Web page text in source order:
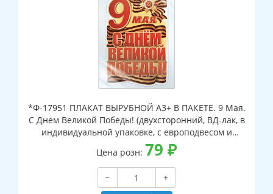
*Ф-17951 ПЛАКАТ ВЫРУБНОЙ А3+ В ПАКЕТЕ. 9 Мая.
С Днем Великой Победы! (двухсторонний, ВД-лак, в
индивидуальной упаковке, с европодвесом и
клеевым клапаном)
Цена розн: 79 ₽
−
+